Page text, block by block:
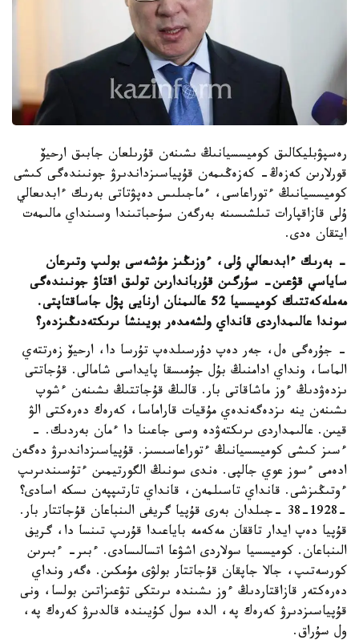
رەسپۋبليكالىق كوميسسيانىڭ ىشىنەن قۇرىلعان جابىق ارحيۆ
قورلارىن كەزەڭ- كەزەڭىمەن قۇپياسىزداندىرۋ جونىندەگى كىشى
كوميسسيانىڭ ءتوراعاسى، ءماجىلىس دەپۋتاتى بەرىك ءابدىعالي
ۇلى قازاقپارات تىلشىسىنە بەرگەن سۇحباتىندا وسىنداي مالىمەت
ايتقان ەدى.
- بەرىك ءابدىعالي ۇلى، ءوزىڭىز مۇشەسى بولىپ وتىرعان
ساياسي قۋعىن- سۇرگىن قۇرباندارىن تولىق اقتاۋ جونىندەگى
مەملەكەتتىك كوميسسيا 52 عالىمنان ارنايى پۋل جاساقتاپتى.
سوندا عالىمداردى قانداي ولشەمدەر بويىنشا ىرىكتەدىڭىزدەر؟
- جۇرەگى ەل، جەر دەپ دۇرسىلدەپ تۇرسا دا، ارحيۆ زەرتتەي
الماسا، ونداي ادامنىڭ بۇل جۇمىسقا پايداسى شامالى. قۇجاتتى
ىزدەۋدىڭ ءوز ماشاقاتى بار. قالىڭ قۇجاتتىڭ ىشىنەن ءشوپ
ىشىنەن ينە ىزدەگەندەي مۇقيات قاراماسا، كەرەك دەرەكتى الۋ
قيىن. عالىمداردى ىرىكتەۋدە وسى جاعىنا دا ءمان بەردىك. -
ءسىز كىشى كوميسسيانىڭ ءتوراعاسىسىز. قۇپياسىزداندىرۋ دەگەن
ادەمى ءسوز عوي جالپى. ەندى سونىڭ الگورتيمىن ءتۇسىندىرىپ
ءوتىڭىزشى. قانداي تاسىلمەن، قانداي تارتىپپەن ىسكە اسادى؟
-1928-38 -جىلدان بەرى قۇپيا گريفى الىنباعان قۇجاتتار بار.
قۇپيا دەپ ايدار تاققان مەكەمە باياعىدا قۇرىپ تىنسا دا، گريف
الىنباعان. كوميسسيا سولاردى اشۋعا اتسالىسادى. ءبىر- ءبىرىن
كورسەتىپ، جالا جاپقان قۇجاتتار بولۋى مۇمكىن. ەگەر ونداي
دەرەكتەر قازاقتاردىڭ ءوز ىشىندە ىرىتكى تۋعىزاتىن بولسا، ونى
قۇپياسىزدىرۋ كەرەك پە، الدە سول كۇيىندە قالدىرۋ كەرەك پە،
ول سۇراق.